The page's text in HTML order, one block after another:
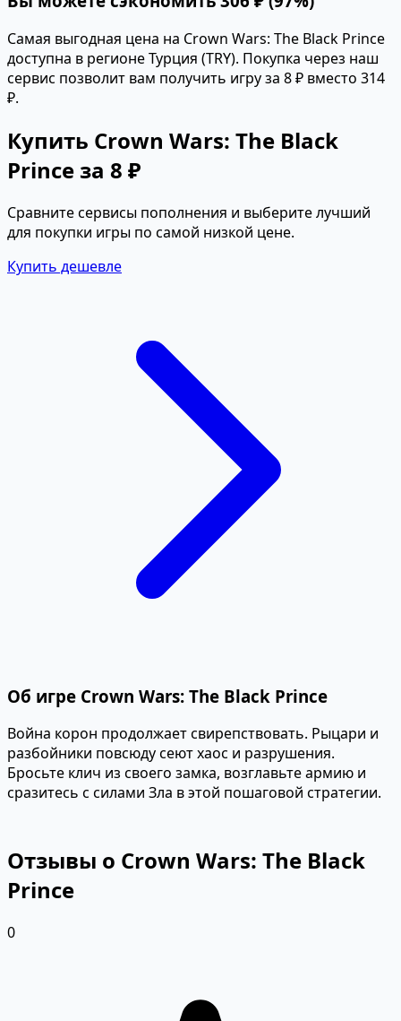
Самая выгодная цена на Crown Wars: The Black Prince
доступна в регионе Турция (TRY). Покупка через наш
сервис позволит вам получить игру за 8 ₽ вместо 314
₽.
Купить Crown Wars: The Black
Prince за 8 ₽
Сравните сервисы пополнения и выберите лучший
для покупки игры по самой низкой цене.
Купить дешевле
Об игре Crown Wars: The Black Prince
Война корон продолжает свирепствовать. Рыцари и
разбойники повсюду сеют хаос и разрушения.
Бросьте клич из своего замка, возглавьте армию и
сразитесь с силами Зла в этой пошаговой стратегии.
Отзывы о Crown Wars: The Black
Prince
0